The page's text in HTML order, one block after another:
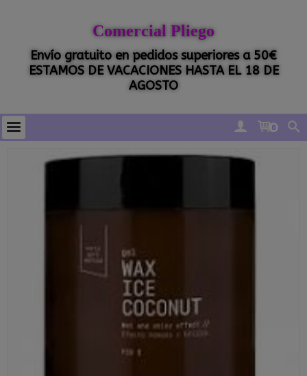
Comercial Pliego
Envío gratuito en pedidos superiores a 50€
ESTAMOS DE VACACIONES HASTA EL 18 DE
AGOSTO
0